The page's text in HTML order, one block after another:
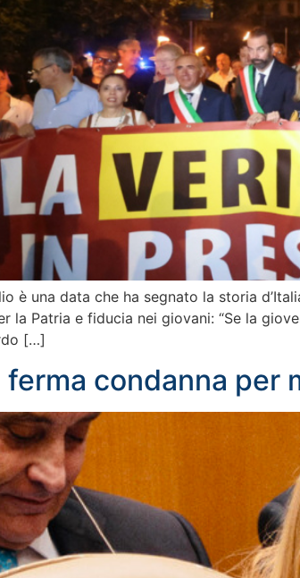
è una data che ha segnato la storia
la Patria e fiducia nei giovani: “Se la
[…]
ferma condanna per